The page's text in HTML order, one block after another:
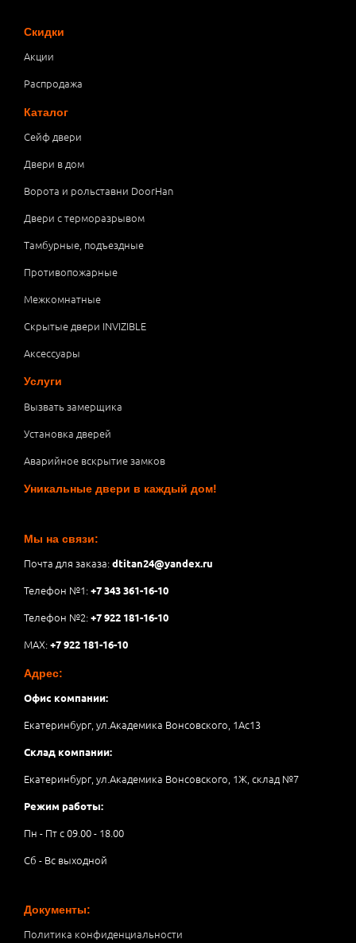
Скидки
Акции
Распродажа
Каталог
Сейф двери
Двери в дом
Ворота и рольставни DoorHan
Двери с терморазрывом
Тамбурные, подъездные
Противопожарные
Межкомнатные
Скрытые двери INVIZIBLE
Аксессуары
Услуги
Вызвать замерщика
Установка дверей
Аварийное вскрытие замков
Уникальные двери в каждый дом!
Мы на связи:
Почта для заказа:dtitan24@yandex.ru
Телефон №1:+7 343 361-16-10
Телефон №2:+7 922 181-16-10
MAX:+7 922 181-16-10
Адрес:
Офис компании:
Екатеринбург, ул.Академика Вонсовского, 1Аc13
Склад компании:
Екатеринбург, ул.Академика Вонсовского, 1Ж, склад №7
Режим работы:
Пн - Пт с 09.00 - 18.00
Сб - Вс выходной
Документы:
Политика конфиденциальности